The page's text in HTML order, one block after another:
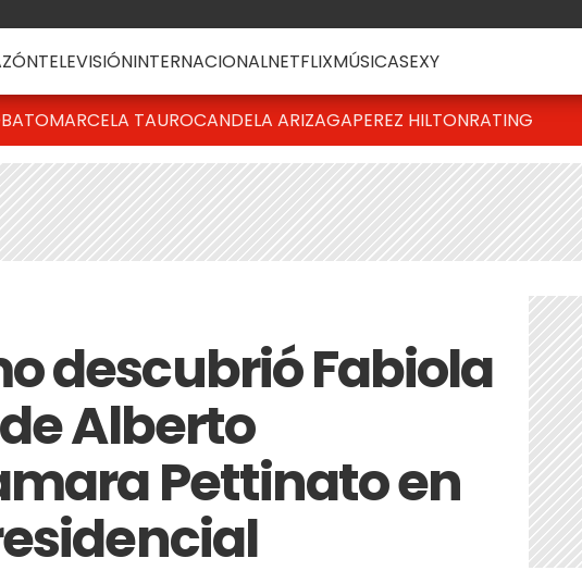
TELEVISIÓNINTERNACIONALNETFLIXMÚSICASEXY
MARCELA TAUROCANDELA ARIZAGAPEREZ HILTONRATING
descubrió Fabiola
Alberto
Pettinato en